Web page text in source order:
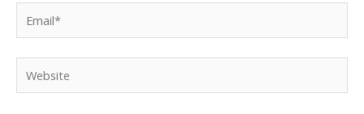
Website